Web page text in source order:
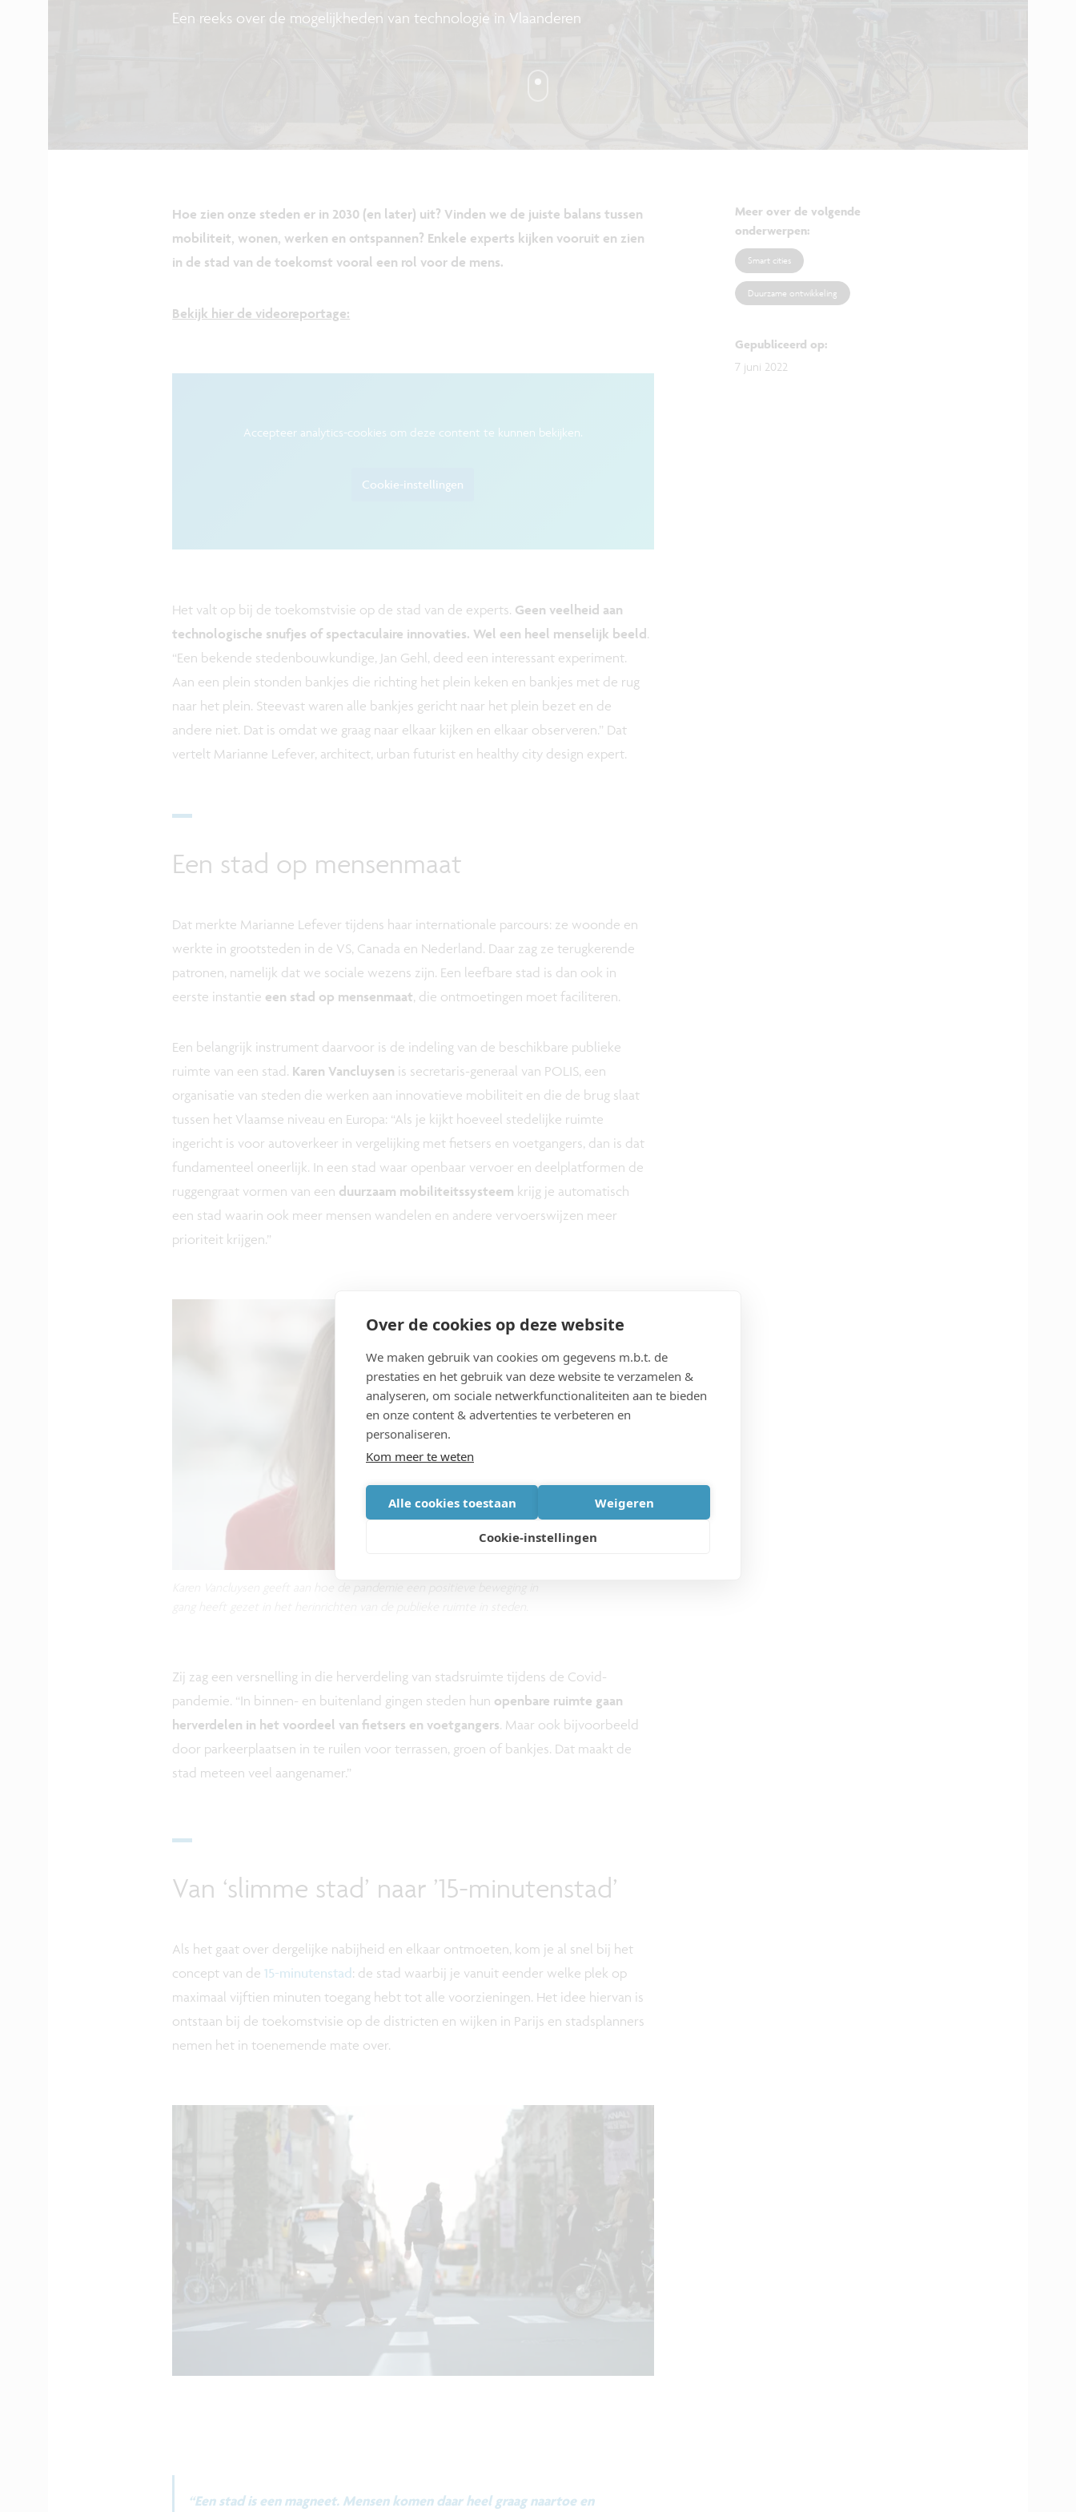
Over de cookies op deze website
We maken gebruik van cookies om gegevens m.b.t. de
prestaties en het gebruik van deze website te verzamelen &
analyseren, om sociale netwerkfunctionaliteiten aan te bieden
en onze content & advertenties te verbeteren en
personaliseren.
Kom meer te weten
Alle cookies toestaan Weigeren
Cookie-instellingen
Een reeks over de mogelijkheden van technologie in Vlaanderen
Hoe zien onze steden er in 2030 (en later) uit? Vinden we de juiste balans tussen
mobiliteit, wonen, werken en ontspannen? Enkele experts kijken vooruit en zien
in de stad van de toekomst vooral een rol voor de mens.
Bekijk hier de videoreportage:
Accepteer analytics-cookies om deze content te kunnen bekijken.
Cookie-instellingen
Het valt op bij de toekomstvisie op de stad van de experts. Geen veelheid aan
technologische snufjes of spectaculaire innovaties. Wel een heel menselijk beeld.
“Een bekende stedenbouwkundige, Jan Gehl, deed een interessant experiment.
Aan een plein stonden bankjes die richting het plein keken en bankjes met de rug
naar het plein. Steevast waren alle bankjes gericht naar het plein bezet en de
andere niet. Dat is omdat we graag naar elkaar kijken en elkaar observeren.” Dat
vertelt Marianne Lefever, architect, urban futurist en healthy city design expert.
Een stad op mensenmaat
Dat merkte Marianne Lefever tijdens haar internationale parcours: ze woonde en
werkte in grootsteden in de VS, Canada en Nederland. Daar zag ze terugkerende
patronen, namelijk dat we sociale wezens zijn. Een leefbare stad is dan ook in
eerste instantie een stad op mensenmaat, die ontmoetingen moet faciliteren.
Een belangrijk instrument daarvoor is de indeling van de beschikbare publieke
ruimte van een stad. Karen Vancluysen is secretaris-generaal van POLIS, een
organisatie van steden die werken aan innovatieve mobiliteit en die de brug slaat
tussen het Vlaamse niveau en Europa: “Als je kijkt hoeveel stedelijke ruimte
ingericht is voor autoverkeer in vergelijking met fietsers en voetgangers, dan is dat
fundamenteel oneerlijk. In een stad waar openbaar vervoer en deelplatformen de
ruggengraat vormen van een duurzaam mobiliteitssysteem krijg je automatisch
een stad waarin ook meer mensen wandelen en andere vervoerswijzen meer
prioriteit krijgen.”
Zij zag een versnelling in die herverdeling van stadsruimte tijdens de Covid-
pandemie. “In binnen- en buitenland gingen steden hun openbare ruimte gaan
herverdelen in het voordeel van fietsers en voetgangers. Maar ook bijvoorbeeld
door parkeerplaatsen in te ruilen voor terrassen, groen of bankjes. Dat maakt de
stad meteen veel aangenamer.”
Van ‘slimme stad’ naar ’15-minutenstad’
Als het gaat over dergelijke nabijheid en elkaar ontmoeten, kom je al snel bij het
concept van de15-minutenstad: de stad waarbij je vanuit eender welke plek op
maximaal vijftien minuten toegang hebt tot alle voorzieningen. Het idee hiervan is
ontstaan bij de toekomstvisie op de districten en wijken in Parijs en stadsplanners
nemen het in toenemende mate over.
“Een stad is een magneet. Mensen komen daar heel graag naartoe en
Meer over de volgende
onderwerpen:
Smart cities
Duurzame ontwikkeling
Gepubliceerd op:
7 juni 2022